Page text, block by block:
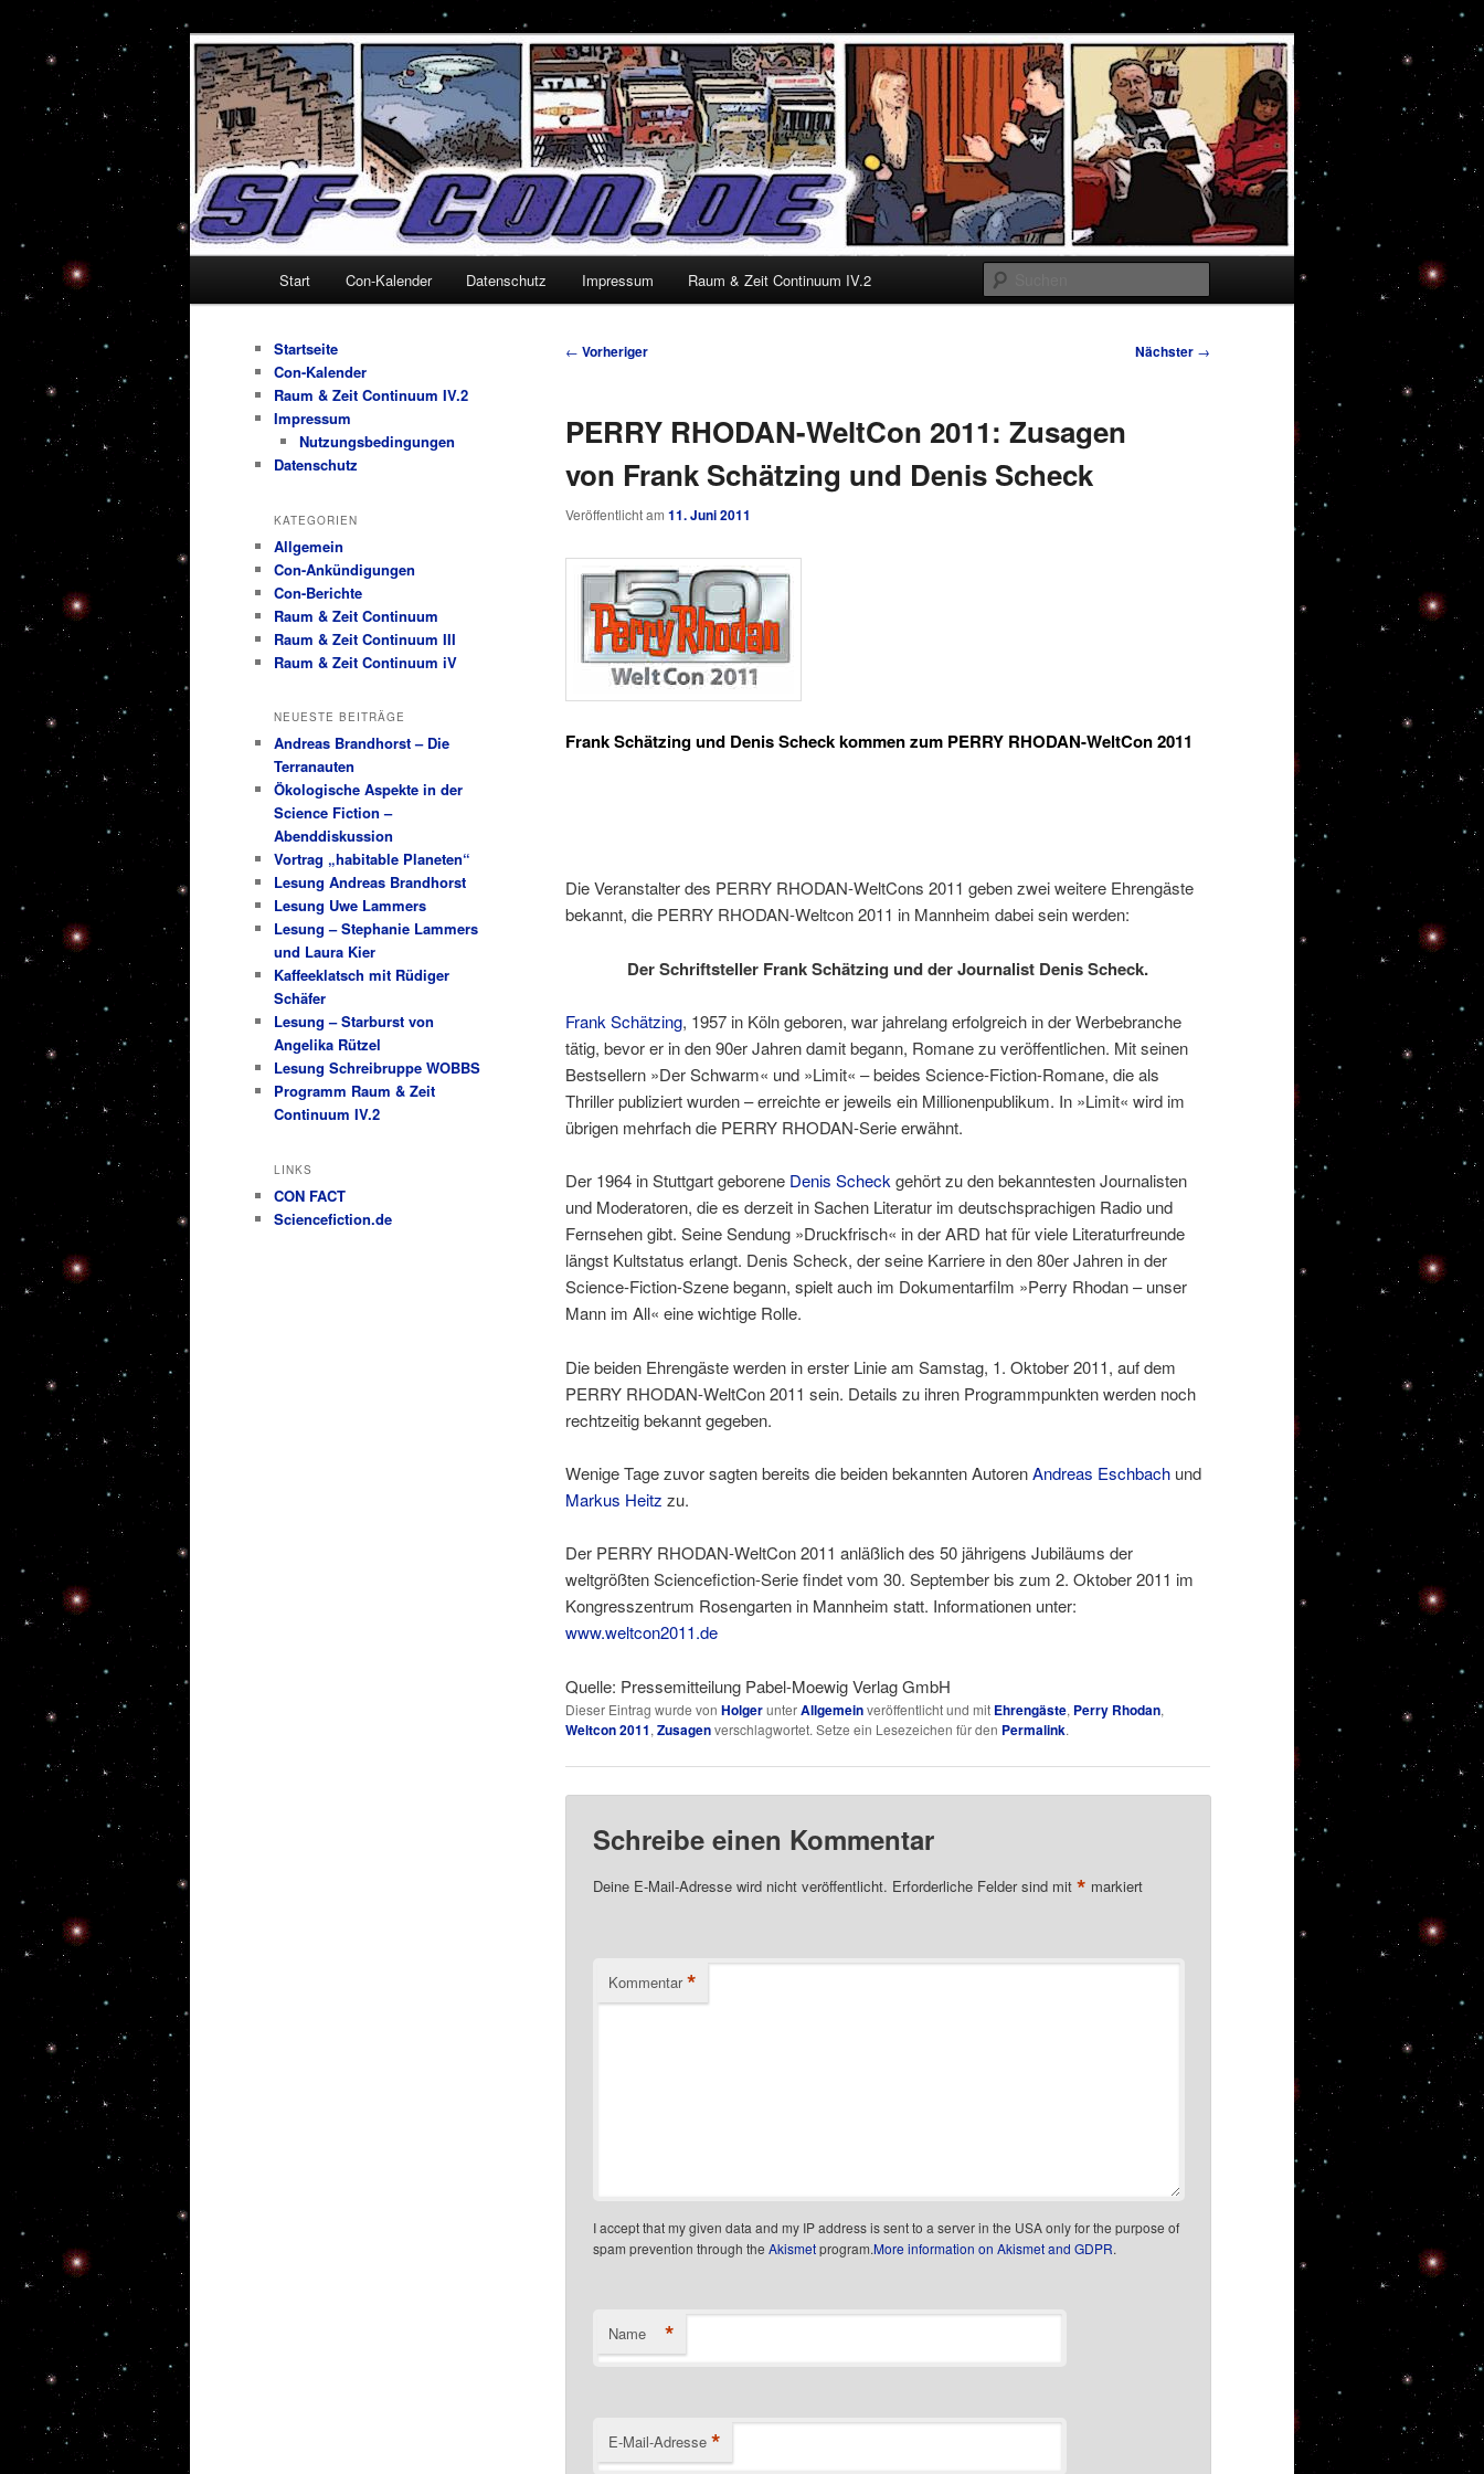
primären
Inhalt
springen
SF-Con.de
Alles um Sciencefiction-Cons
Start Con-Kalender Datenschutz Impressum Raum & Zeit Continuum IV.2
Beitragsnavigation
← Vorheriger Nächster →
PERRY RHODAN-WeltCon 2011: Zusagen
von Frank Schätzing und Denis Scheck
Veröffentlicht am 11. Juni 2011
Frank Schätzing und Denis Scheck kommen zum PERRY RHODAN-WeltCon 2011
Die Veranstalter des PERRY RHODAN-WeltCons 2011 geben zwei weitere Ehrengäste
bekannt, die PERRY RHODAN-Weltcon 2011 in Mannheim dabei sein werden:
Der Schriftsteller Frank Schätzing und der Journalist Denis Scheck.
Frank Schätzing, 1957 in Köln geboren, war jahrelang erfolgreich in der Werbebranche
tätig, bevor er in den 90er Jahren damit begann, Romane zu veröffentlichen. Mit seinen
Bestsellern »Der Schwarm« und »Limit« – beides Science-Fiction-Romane, die als
Thriller publiziert wurden – erreichte er jeweils ein Millionenpublikum. In »Limit« wird im
übrigen mehrfach die PERRY RHODAN-Serie erwähnt.
Der 1964 in Stuttgart geborene Denis Scheckgehört zu den bekanntesten Journalisten
und Moderatoren, die es derzeit in Sachen Literatur im deutschsprachigen Radio und
Fernsehen gibt. Seine Sendung »Druckfrisch« in der ARD hat für viele Literaturfreunde
längst Kultstatus erlangt. Denis Scheck, der seine Karriere in den 80er Jahren in der
Science-Fiction-Szene begann, spielt auch im Dokumentarfilm »Perry Rhodan – unser
Mann im All« eine wichtige Rolle.
Die beiden Ehrengäste werden in erster Linie am Samstag, 1. Oktober 2011, auf dem
PERRY RHODAN-WeltCon 2011 sein. Details zu ihren Programmpunkten werden noch
rechtzeitig bekannt gegeben.
Wenige Tage zuvor sagten bereits die beiden bekannten AutorenAndreas Eschbach und
Markus Heitz zu.
Der PERRY RHODAN-WeltCon 2011 anläßlich des 50 jährigens Jubiläums der
weltgrößten Sciencefiction-Serie findet vom 30. September bis zum 2. Oktober 2011 im
Kongresszentrum Rosengarten in Mannheim statt. Informationen unter:
www.weltcon2011.de
Quelle: Pressemitteilung Pabel-Moewig Verlag GmbH
Dieser Eintrag wurde von HolgerunterAllgemeinveröffentlicht und mit Ehrengäste, Perry Rhodan,
Weltcon 2011, Zusagenverschlagwortet. Setze ein Lesezeichen für den Permalink.
Schreibe einen Kommentar
Deine E-Mail-Adresse wird nicht veröffentlicht. Erforderliche Felder sind mit* markiert
Kommentar *
I accept that my given data and my IP address is sent to a server in the USA only for the purpose of
spam prevention through theAkismetprogram.More information on Akismet and GDPR.
Name *
E-Mail-Adresse *
Startseite
Con-Kalender
Raum & Zeit Continuum IV.2
Impressum
Nutzungsbedingungen
Datenschutz
KATEGORIEN
Allgemein
Con-Ankündigungen
Con-Berichte
Raum & Zeit Continuum
Raum & Zeit Continuum III
Raum & Zeit Continuum iV
NEUESTE BEITRÄGE
Andreas Brandhorst – Die
Terranauten
Ökologische Aspekte in der
Science Fiction –
Abenddiskussion
Vortrag „habitable Planeten“
Lesung Andreas Brandhorst
Lesung Uwe Lammers
Lesung – Stephanie Lammers
und Laura Kier
Kaffeeklatsch mit Rüdiger
Schäfer
Lesung – Starburst von
Angelika Rützel
Lesung Schreibruppe WOBBS
Programm Raum & Zeit
Continuum IV.2
LINKS
CON FACT
Sciencefiction.de